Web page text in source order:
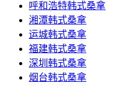
呼和浩特韩式桑拿
湘潭韩式桑拿
运城韩式桑拿
福建韩式桑拿
深圳韩式桑拿
烟台韩式桑拿